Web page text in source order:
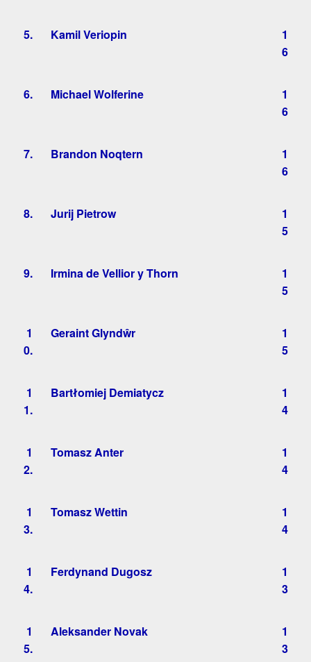
5. Kamil Veriopin
1
6
6. Michael Wolferine
1
6
7. Brandon Noqtern
1
6
8. Jurij Pietrow
1
5
9. Irmina de Vellior y Thorn
1
5
1
0.
Geraint Glyndŵr
1
5
1
1.
Bartłomiej Demiatycz
1
4
1
2.
Tomasz Anter
1
4
1
3.
Tomasz Wettin
1
4
1
4.
Ferdynand Dugosz
1
3
1
5.
Aleksander Novak
1
3